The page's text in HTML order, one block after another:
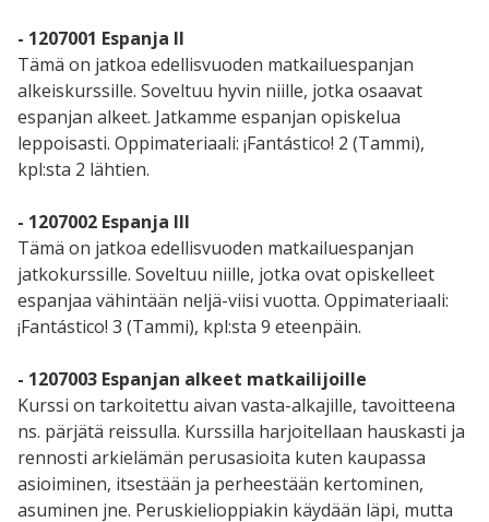
- 1207001 Espanja II
Tämä on jatkoa edellisvuoden matkailuespanjan
alkeiskurssille. Soveltuu hyvin niille, jotka osaavat
espanjan alkeet. Jatkamme espanjan opiskelua
leppoisasti. Oppimateriaali: ¡Fantástico! 2 (Tammi),
kpl:sta 2 lähtien.
- 1207002 Espanja III
Tämä on jatkoa edellisvuoden matkailuespanjan
jatkokurssille. Soveltuu niille, jotka ovat opiskelleet
espanjaa vähintään neljä-viisi vuotta. Oppimateriaali:
¡Fantástico! 3 (Tammi), kpl:sta 9 eteenpäin.
- 1207003 Espanjan alkeet matkailijoille
Kurssi on tarkoitettu aivan vasta-alkajille, tavoitteena
ns. pärjätä reissulla. Kurssilla harjoitellaan hauskasti ja
rennosti arkielämän perusasioita kuten kaupassa
asioiminen, itsestään ja perheestään kertominen,
asuminen jne. Peruskielioppiakin käydään läpi, mutta